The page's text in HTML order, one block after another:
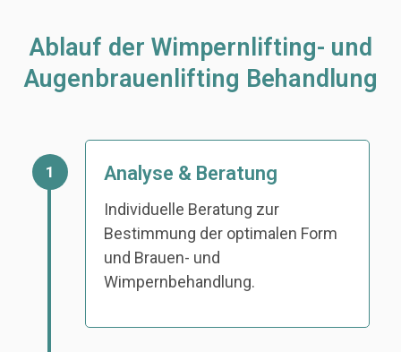
Ablauf der Wimpernlifting- und
Augenbrauenlifting Behandlung
1 Analyse & Beratung
Individuelle Beratung zur
Bestimmung der optimalen Form
und Brauen- und
Wimpernbehandlung.